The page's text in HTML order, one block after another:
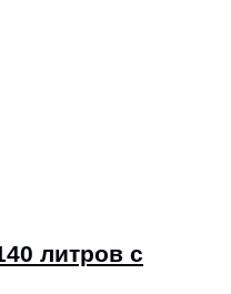
литров с